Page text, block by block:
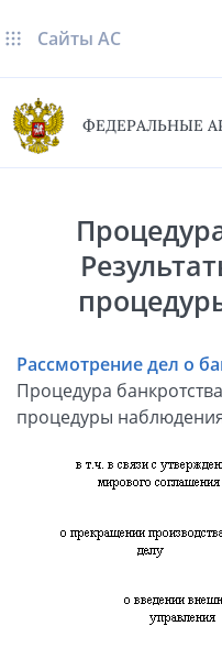
Сайты AC
ФЕДЕРАЛЬНЫЕ
Рассмотрение дел о
Процедура
процедуры